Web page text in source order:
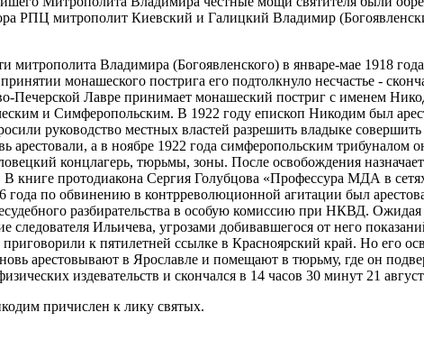
РПЦ митрополит Киевский и Галицкий Владимир
митрополита Владимира (Богоявленского) в январе-мае 1918
монашеского пострига его подтолкнуло несчастье -
Печерской Лавре принимает монашеский постриг с именем
и Симферопольским. В 1922 году епископ Никодим был
руководство местных властей разрешить владыке
арестовали, а в ноябре 1922 года симферопольским
концлагерь, тюрьмы, зоны. После освобождения
книге протодиакона Сергия Голубцова «Профессура МДА в
года по обвинению в контрреволюционной агитации был
разбирательства в особую комиссию при НКВД.
следователя Ильичева, угрозами добивавшегося от него
к пятилетней ссылке в Красноярский край. Но его
арестовывают в Ярославле и помещают в тюрьму, где он
издевательств и скончался в 14 часов 30 минут 21
причислен к лику святых.